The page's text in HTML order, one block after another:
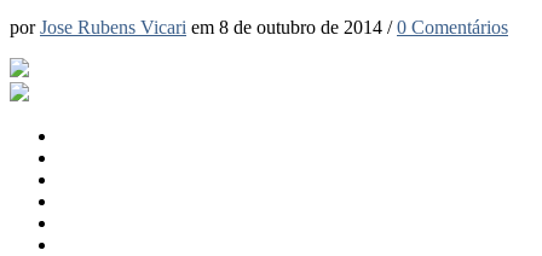
porJose Rubens Vicari em 8 de outubro de 2014 /0 Comentários